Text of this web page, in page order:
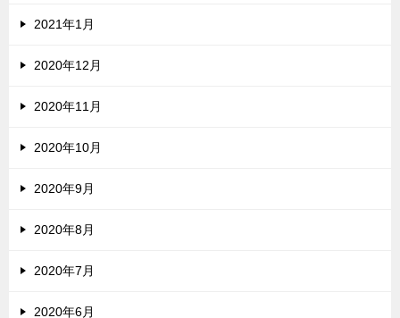
2021年1月
2020年12月
2020年11月
2020年10月
2020年9月
2020年8月
2020年7月
2020年6月